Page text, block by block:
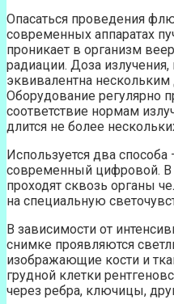
Опасаться проведения
современных аппаратах
проникает в организм
радиации. Доза
эквивалентна
Оборудование регулярно
соответствие нормам
длится не более
Используется два
современный цифровой. В
проходят сквозь органы
на специальную
В зависимости от
снимке проявляются
изображающие кости и
грудной клетки
через ребра, ключицы,